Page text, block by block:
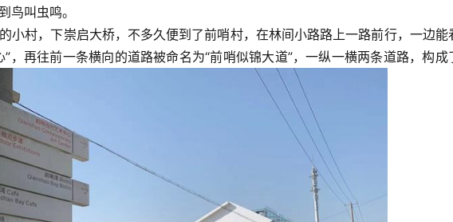
鸟叫虫鸣。
小村，下崇启大桥，不多久便到了前哨村，在林间小路路上一路前行，一边能
，再往前一条横向的道路被命名为“前哨似锦大道”，一纵一横两条道路，构成